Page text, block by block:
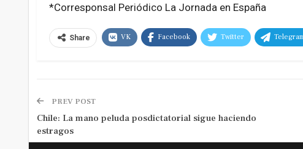
*Corresponsal Periódico La Jornada en España
Share VK Facebook Twitter
PREV POST
Chile: La mano peluda posdictatorial sigue haciendo
estragos